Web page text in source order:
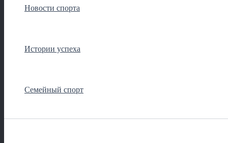
Новости спорта
Истории успеха
Семейный спорт